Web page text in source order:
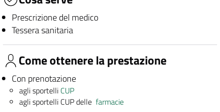
Prescrizione del medico
Tessera sanitaria
Come ottenere la prestazione
Con prenotazione
agli sportelli CUP
agli sportelli CUP dellefarmacie